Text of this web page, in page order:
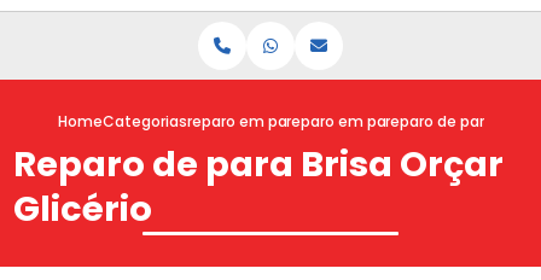
HomeCategoriasreparo em para brisasreparo em para brisa trincado
reparo de para brisa
Reparo de para Brisa Orçar
Glicério